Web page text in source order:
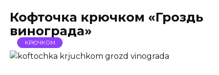
Кофточка крючком «Гроздь
винограда»
КРЮЧКОМ